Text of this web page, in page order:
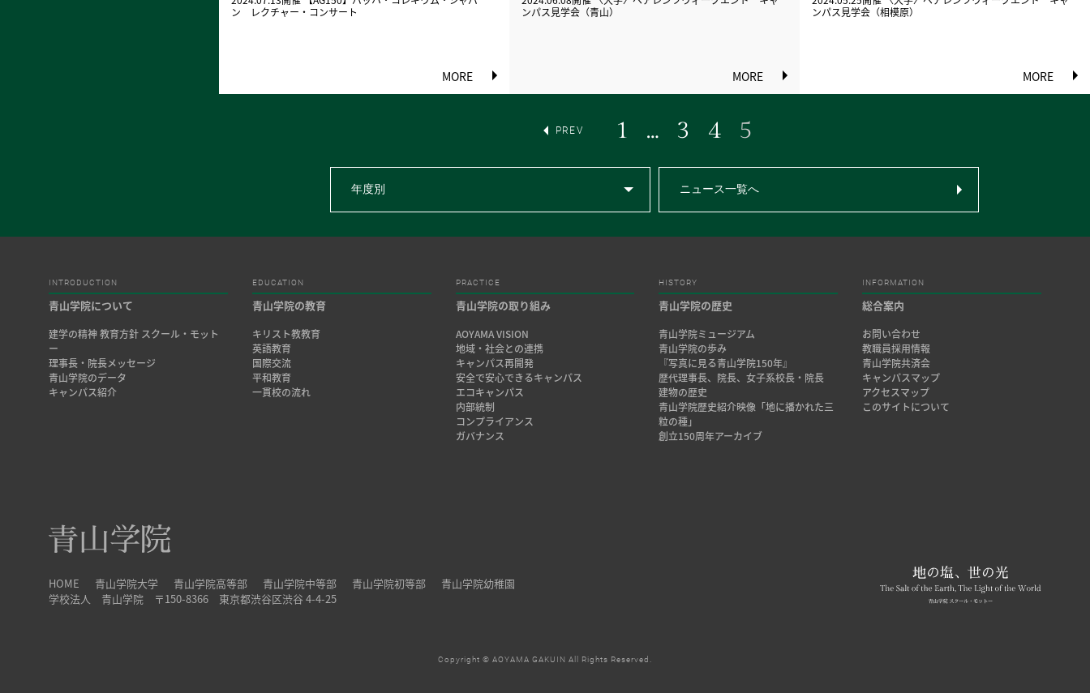
ン レクチャー・コンサート
MORE
ンパス見学会（青山）
MORE
ンパス見学会（相模原）
MORE
PREV 1 … 3 4 5
年度別 ニュース一覧へ
INTRODUCTION
青山学院について
建学の精神 教育方針 スクール・モット
ー
理事長・院長メッセージ
青山学院のデータ
キャンパス紹介
EDUCATION
青山学院の教育
キリスト教教育
英語教育
国際交流
平和教育
一貫校の流れ
PRACTICE
青山学院の取り組み
AOYAMA VISION
地域・社会との連携
キャンパス再開発
安全で安心できるキャンパス
エコキャンパス
内部統制
コンプライアンス
ガバナンス
HISTORY
青山学院の歴史
青山学院ミュージアム
青山学院の歩み
『写真に見る青山学院150年』
歴代理事長、院長、女子系校長・院長
建物の歴史
青山学院歴史紹介映像「地に播かれた三
粒の種」
創立150周年アーカイブ
INFORMATION
総合案内
お問い合わせ
教職員採用情報
青山学院共済会
キャンパスマップ
アクセスマップ
このサイトについて
HOME 青山学院大学 青山学院高等部 青山学院中等部 青山学院初等部
青山学院幼稚園
学校法人 青山学院 〒150-8366 東京都渋谷区渋谷 4-4-25
Copyright © AOYAMA GAKUIN All Rights Reserved.